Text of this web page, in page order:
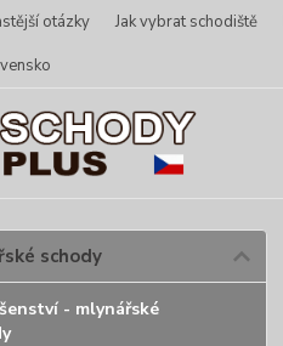
otázky Jak vybrat schodiště
schody
- mlynářské